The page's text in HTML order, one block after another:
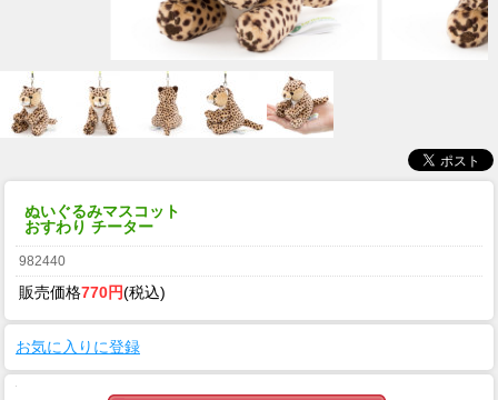
ぬいぐるみマスコット
おすわり チーター
982440
販売価格770円(税込)
お気に入りに登録